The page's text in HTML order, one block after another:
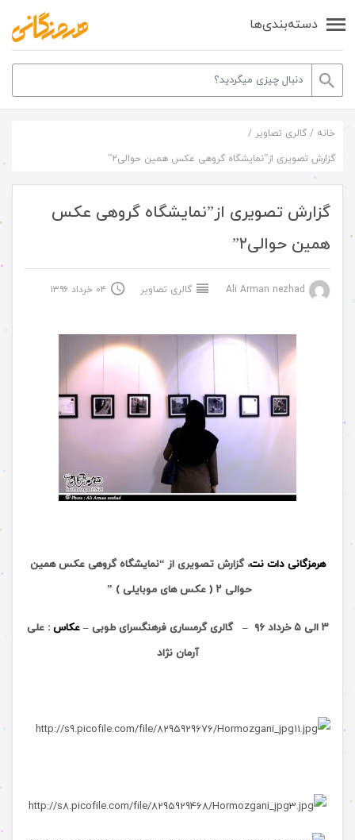
دسته‌بندی‌ها
خانه / گالری تصاویر /
گزارش تصویری از”نمایشگاه گروهی عکس همین حوالی۲”
گزارش تصویری از”نمایشگاه گروهی عکس
همین حوالی۲”
گالری تصاویر ۰۴ خرداد ۱۳۹۶
هرمزگانی دات نت، گزارش تصویری از “نمایشگاه گروهی عکس همین
حوالی ۲ ( عکس های موبایلی ) ”
۳ الی ۵ خرداد ۹۶ – گالری گرمساری فرهنگسرای طوبی – عکاس : علی
آرمان نژاد